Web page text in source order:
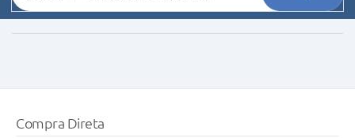
Compra Direta